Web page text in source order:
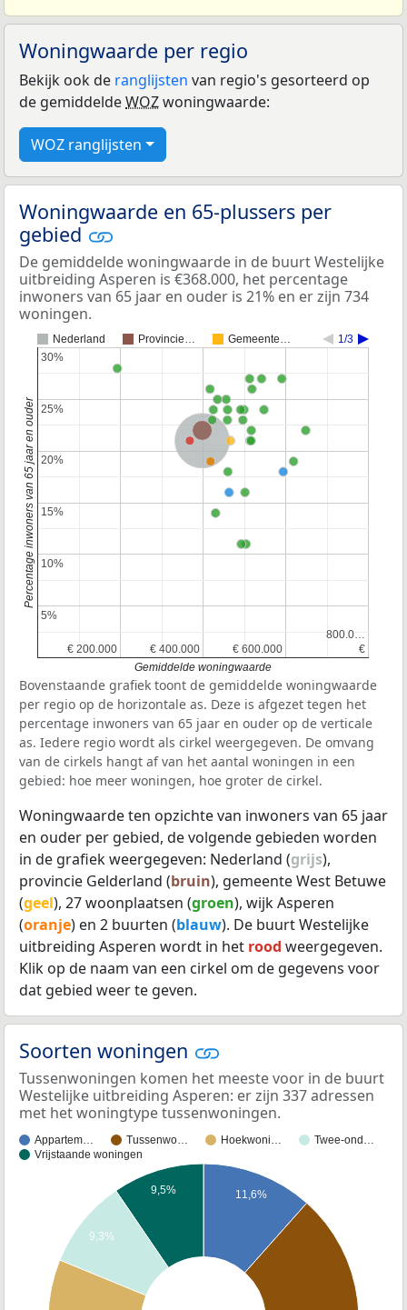
Woningwaarde per regio
Bekijk ook de ranglijsten van regio's gesorteerd op
de gemiddeldeWOZwoningwaarde:
WOZ ranglijsten
Woningwaarde en 65-plussers per
gebied
De gemiddelde woningwaarde in de buurt Westelijke
uitbreiding Asperen is €368.000, het percentage
inwoners van 65 jaar en ouder is 21% en er zijn 734
woningen.
Nederland Provincie… Gemeente… 1/3
Nederland
Provincie Gelderland
€ 200.000
€ 200.000 € 400.000
€ 400.000 € 600.000
€ 600.000 €
€
800.0…
800.0…
5%
5%
10%
10%
15%
15%
20%
20%
25%
25%
30%
30%
Gemiddelde woningwaarde
Percentage inwoners van 65 jaar en ouder
Bovenstaande grafiek toont de gemiddelde woningwaarde
per regio op de horizontale as. Deze is afgezet tegen het
percentage inwoners van 65 jaar en ouder op de verticale
as. Iedere regio wordt als cirkel weergegeven. De omvang
van de cirkels hangt af van het aantal woningen in een
gebied: hoe meer woningen, hoe groter de cirkel.
Woningwaarde ten opzichte van inwoners van 65 jaar
en ouder per gebied, de volgende gebieden worden
in de grafiek weergegeven: Nederland (grijs),
provincie Gelderland (bruin), gemeente West Betuwe
(geel), 27 woonplaatsen (groen), wijk Asperen
(oranje) en 2 buurten (blauw). De buurt Westelijke
uitbreiding Asperen wordt in het rood weergegeven.
Klik op de naam van een cirkel om de gegevens voor
dat gebied weer te geven.
Soorten woningen
Tussenwoningen komen het meeste voor in de buurt
Westelijke uitbreiding Asperen: er zijn 337 adressen
met het woningtype tussenwoningen.
Appartem… Tussenwo… Hoekwoni…
Twee-ond…
Vrijstaande woningen
11,6%
9,5%
9,3%